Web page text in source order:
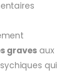
graves aux
qui